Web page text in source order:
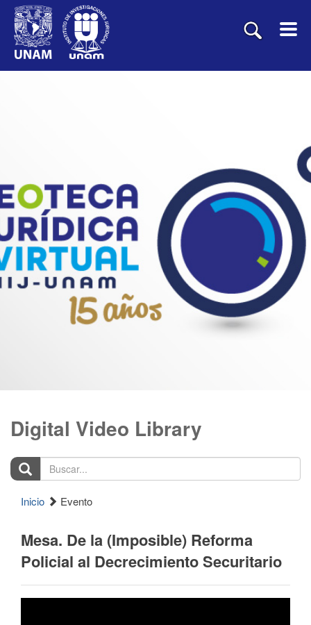
Digital Video Library
Buscar...
Inicio Evento
Mesa. De la (Imposible) Reforma
Policial al Decrecimiento Securitario